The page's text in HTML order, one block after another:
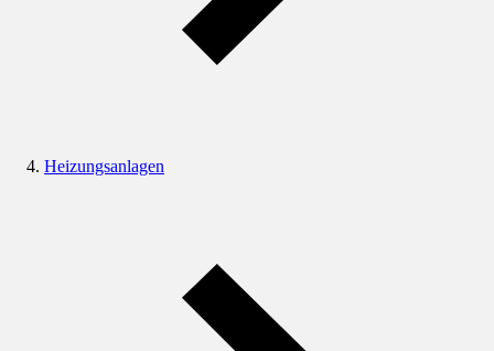
Heizungsanlagen